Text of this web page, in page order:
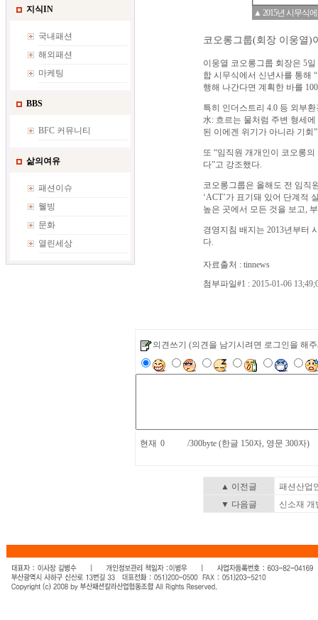
지식IN
국내패션
해외패션
마케팅
BBS
BFC 커뮤니티
삶의여유
패션이슈
웰빙
문화
열린세상
▲ 2015년 시무식
코오롱그룹(회장 이웅열)
이웅열 코오롱그룹 회장은 5
합 시무식에서 신년사를 통해
행해 나간다면 계획한 바를
특히 인더스트리 4.0 등 외부
水: 흐르는 물처럼 주변 형세
된 이에겐 위기가 아니라 기회
또 “임직원 개개인이 코오롱
다”고 강조했다.
코오롱그룹은 올해도 전 임직
‘ACT’가 표기돼 있어 단계적
높은 곳에서 모든 것을 보고,
경영지침 배지는 2013년부터
다.
자료출처 : tinnews
첨부파일#1 : 2015-01-06
의견쓰기 (의견을 남기시려면 로그인을 해
현재 /300byte (한글 150자, 영문 300자)
▲ 이전글
패션산업
▼ 다음글
신소재 개